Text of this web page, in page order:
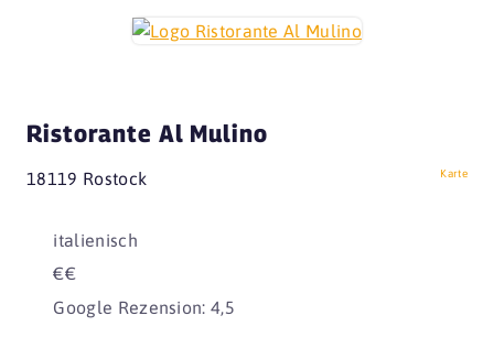
Ristorante Al Mulino
18119 Rostock Karte
italienisch
€€
Google Rezension: 4,5